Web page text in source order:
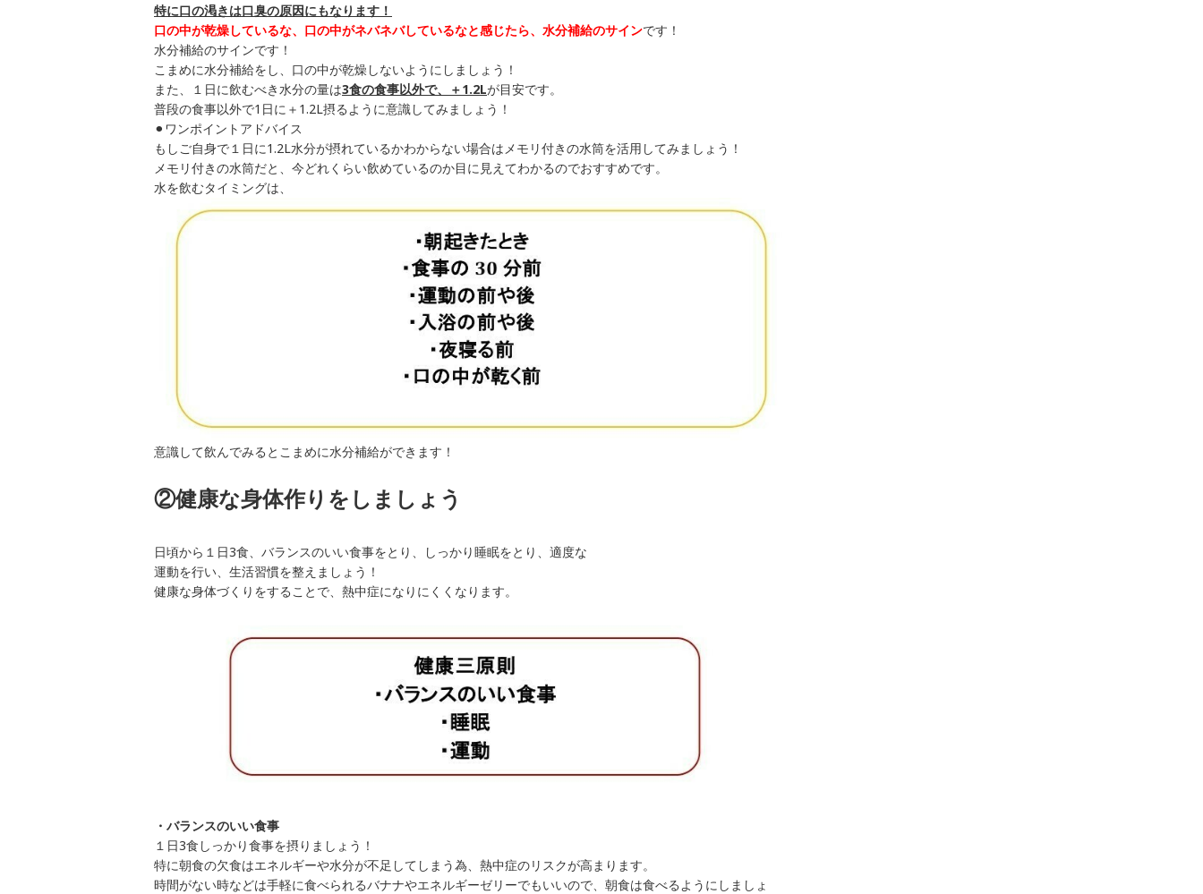
特に口の渇きは口臭の原因にもなります！
口の中が乾燥しているな、口の中がネバネバしているなと感じたら、水分補給のサインです！
水分補給のサインです！
こまめに水分補給をし、口の中が乾燥しないようにしましょう！
また、１日に飲むべき水分の量は3食の食事以外で、＋1.2Lが目安です。
普段の食事以外で1日に＋1.2L摂るように意識してみましょう！
⚫︎ワンポイントアドバイス
もしご自身で１日に1.2L水分が摂れているかわからない場合はメモリ付きの水筒を活用してみましょう！
メモリ付きの水筒だと、今どれくらい飲めているのか目に見えてわかるのでおすすめです。
水を飲むタイミングは、
意識して飲んでみるとこまめに水分補給ができます！
②健康な身体作りをしましょう
日頃から１日3食、バランスのいい食事をとり、しっかり睡眠をとり、適度な
運動を行い、生活習慣を整えましょう！
健康な身体づくりをすることで、熱中症になりにくくなります。
・バランスのいい食事
１日3食しっかり食事を摂りましょう！
特に朝食の欠食はエネルギーや水分が不足してしまう為、熱中症のリスクが高まります。
時間がない時などは手軽に食べられるバナナやエネルギーゼリーでもいいので、朝食は食べるようにしましょ